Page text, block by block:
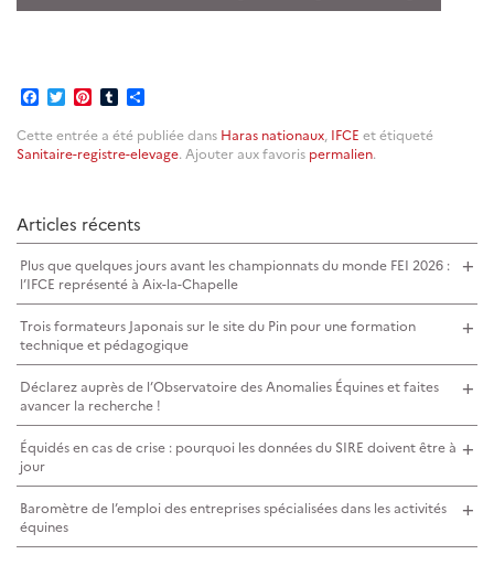
Facebook
TwitterPinterest
Tumblr
Cette entrée a été publiée dans Haras nationaux IFCE et étiqueté
Sanitaire-registre-elevage. Ajouter aux favoris permalien.
Articles récents
Plus que quelques jours avant les championnats du monde FEI 2026 :
l’IFCE représenté à Aix-la-Chapelle
Trois formateurs Japonais sur le site du Pin pour une formation
technique et pédagogique
Déclarez auprès de l’Observatoire des Anomalies Équines et faites
avancer la recherche !
Équidés en cas de crise : pourquoi les données du SIRE doivent être à
jour
Baromètre de l’emploi des entreprises spécialisées dans les activités
équines